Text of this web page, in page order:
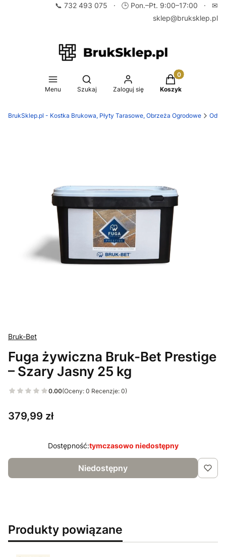
📞 732 493 075 · 🕒 Pon.–Pt. 9:00–17:00 · ✉
sklep@bruksklep.pl
Menu
Otwórz wyszukiwarkę
Szukaj Zaloguj się
Produkty w
Koszyk
BrukSklep.pl - Kostka Brukowa, Płyty Tarasowe, Obrzeża Ogrodowe
Bruk-Bet
Fuga żywiczna Bruk-Bet Prestige
– Szary Jasny 25 kg
0.00(Oceny: 0 Recenzje: 0)
Cena
379,99 zł
Dostępność:tymczasowo niedostępny
Niedostępny
Produkty powiązane